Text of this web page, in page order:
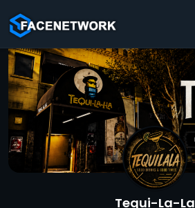
Tequi-La-La